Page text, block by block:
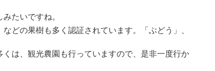
たいですね。
どの果樹も多く認証されています。「ぶどう」、
くは、観光農園も行っていますので、是非一度行か